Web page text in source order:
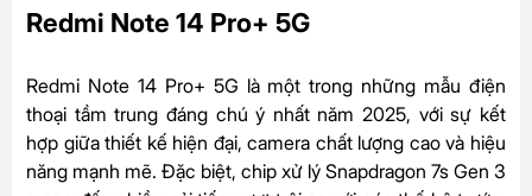
Redmi Note 14 Pro+ 5G
Redmi Note 14 Pro+ 5G là một trong những mẫu điện
thoại tầm trung đáng chú ý nhất năm 2025, với sự kết
hợp giữa thiết kế hiện đại, camera chất lượng cao và hiệu
năng mạnh mẽ. Đặc biệt, chip xử lý Snapdragon 7s Gen 3